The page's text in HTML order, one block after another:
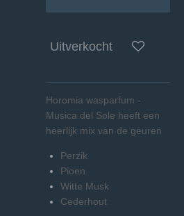
Uitverkocht
Horomia wasparfum -
Musica del Sole heeft een
heerlijk mix van de geuren
Perzik
Pioen
Witte Musk
Cederhout